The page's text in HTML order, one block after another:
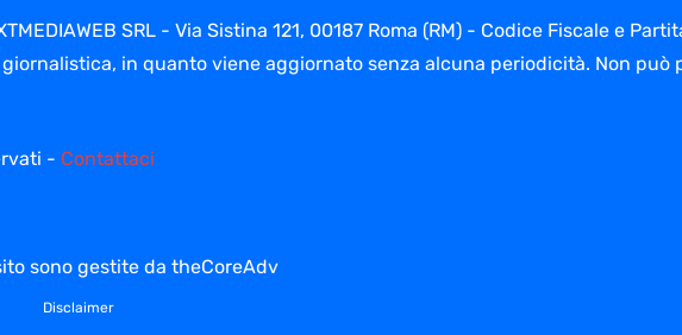
SRL - Via Sistina 121, 00187 Roma (RM) - Codice Fiscale e
in quanto viene aggiornato senza alcuna periodicità. Non
- Contattaci
sono gestite da theCoreAdv
Disclaimer